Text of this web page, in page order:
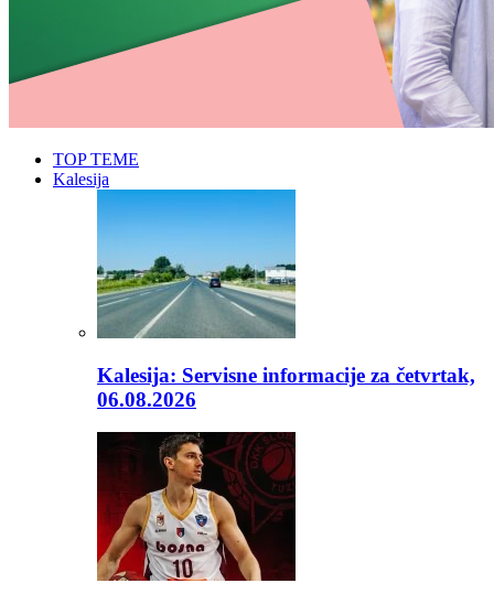
TOP TEME
Kalesija
Kalesija: Servisne informacije za četvrtak,
06.08.2026